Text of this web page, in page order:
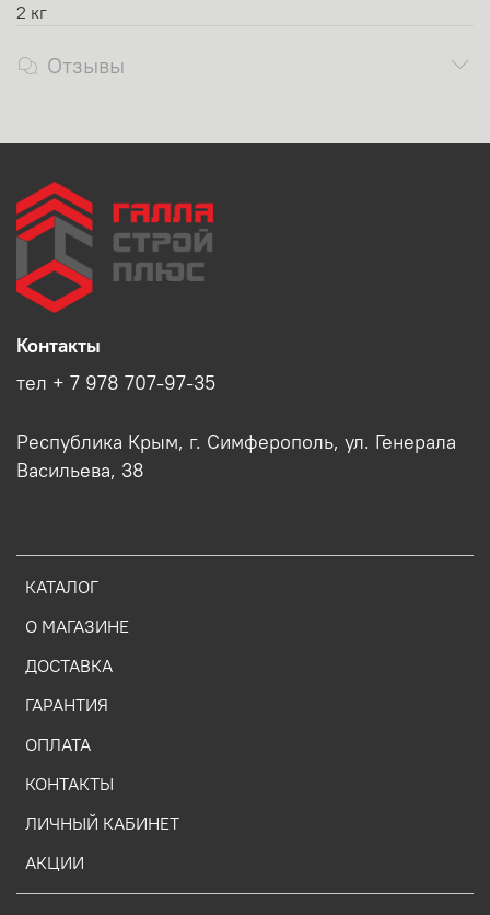
2 кг
Отзывы
КАТАЛОГ
О МАГАЗИНЕ
ДОСТАВКА
ГАРАНТИЯ
ОПЛАТА
КОНТАКТЫ
ЛИЧНЫЙ КАБИНЕТ
АКЦИИ
Контакты
тел + 7 978 707-97-35
Республика Крым, г. Симферополь, ул. Генерала
Васильева, 38